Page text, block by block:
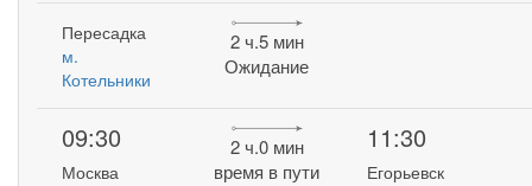
Пересадка
м.
Котельники
2 ч.5 мин
Ожидание
09:30
Москва
2 ч.0 мин
время в пути
11:30
Егорьевск